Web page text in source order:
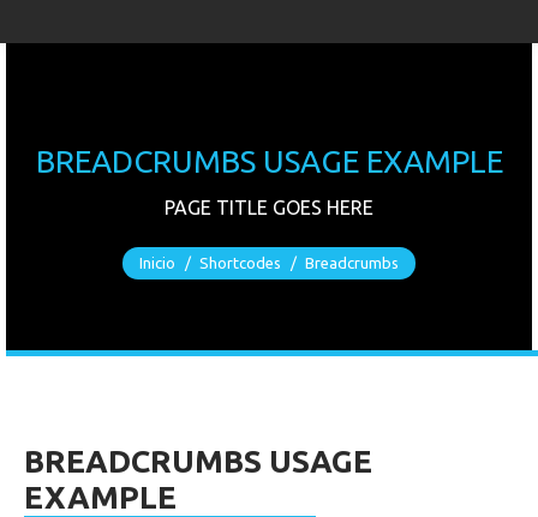
BREADCRUMBS USAGE EXAMPLE
PAGE TITLE GOES HERE
Estás aquí:
Inicio Shortcodes Breadcrumbs
BREADCRUMBS USAGE
EXAMPLE